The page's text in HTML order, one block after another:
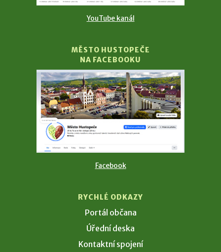
YouTube kanál
MĚSTO HUSTOPEČE
NA FACEBOOKU
Facebook
RYCHLÉ ODKAZY
Portál občana
Úřední deska
Kontaktní spojení